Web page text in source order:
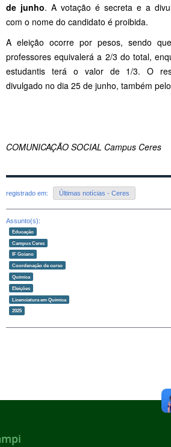
de junho. A votação é secreta e a
com o nome do candidato é proibida.
A eleição ocorre por pesos, sendo
professores equivalerá a 2/3 do total,
estudantis terá o valor de 1/3. O
divulgado no dia 25 de junho, também
COMUNICAÇÃO SOCIAL Campus Ceres
registrado em: Últimas notícias - Ceres
Assunto(s):
Educação
Campus Ceres
IF Goiano
Coordenação de curso
Química
Eleições
Licenciatura em Química
2025